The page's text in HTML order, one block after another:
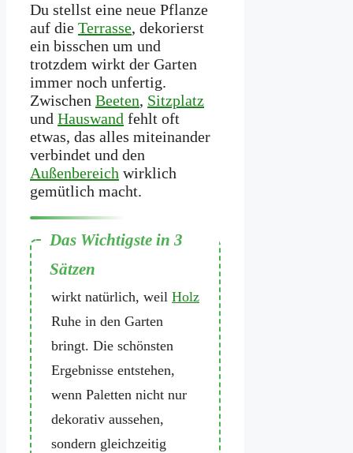
Du stellst eine neue Pflanze
auf die Terrasse, dekorierst
ein bisschen um und
trotzdem wirkt der Garten
immer noch unfertig.
Zwischen Beeten, Sitzplatz
und Hauswand fehlt oft
etwas, das alles miteinander
verbindet und den
Außenbereich wirklich
gemütlich macht.
Gartendeko aus Paletten
wirkt natürlich, weil Holz
Ruhe in den Garten
bringt. Die schönsten
Ergebnisse entstehen,
wenn Paletten nicht nur
dekorativ aussehen,
sondern gleichzeitig